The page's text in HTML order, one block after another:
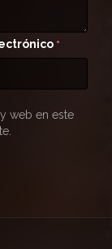
*
web en este